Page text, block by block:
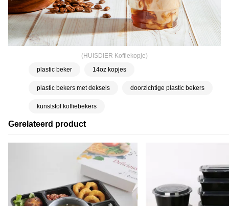
Gerelateerd product
(HUISDIER Koffiekopje)
plastic beker
14oz kopjes
plastic bekers met deksels doorzichtige plastic bekers
kunststof koffiebekers